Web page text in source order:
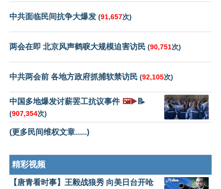
中共面临民间抗争大爆发 (91,657次)
两会在即 北京风声鹤唳大规模迫害访民 (90,751次)
中共两会前 各地方政府抓捕软禁访民 (92,105次)
中国多地爆发讨薪罢工抗议事件 🖼️▶️📝
(907,354次)
(更多民间维权文章......)
精彩视频
【唐青看时事】王毅战狼秀 向美日台开呛